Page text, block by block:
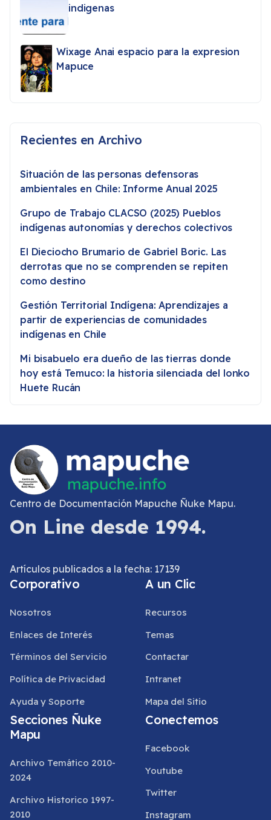
indigenas
Wixage Anai espacio para la expresion
Mapuce
Recientes en Archivo
Situación de las personas defensoras
ambientales en Chile: Informe Anual 2025
Grupo de Trabajo CLACSO (2025) Pueblos
indígenas autonomías y derechos colectivos
El Dieciocho Brumario de Gabriel Boric. Las
derrotas que no se comprenden se repiten
como destino
Gestión Territorial Indígena: Aprendizajes a
partir de experiencias de comunidades
indígenas en Chile
Mi bisabuelo era dueño de las tierras donde
hoy está Temuco: la historia silenciada del lonko
Huete Rucán
Centro de Documentación Mapuche Ñuke Mapu.
On Line desde 1994.
Artículos publicados a la fecha: 17139
Corporativo
Nosotros
Enlaces de Interés
Términos del Servicio
Política de Privacidad
Ayuda y Soporte
A un Clic
Recursos
Temas
Contactar
Intranet
Mapa del Sitio
Secciones Ñuke
Mapu
Archivo Temático 2010-
2024
Archivo Historico 1997-
2010
Conectemos
Facebook
Youtube
Twitter
Instagram